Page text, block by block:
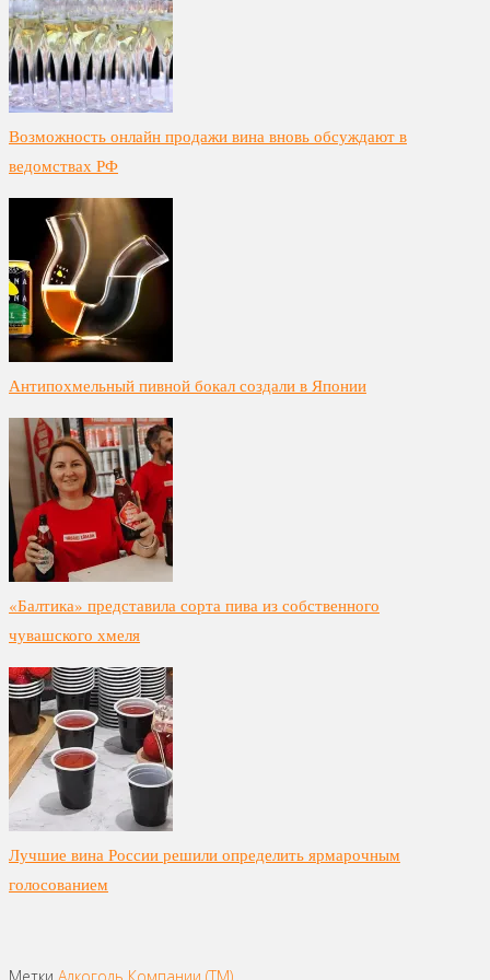
Возможность онлайн продажи вина вновь обсуждают в
ведомствах РФ
Антипохмельный пивной бокал создали в Японии
«Балтика» представила сорта пива из собственного
чувашского хмеля
Лучшие вина России решили определить ярмарочным
голосованием